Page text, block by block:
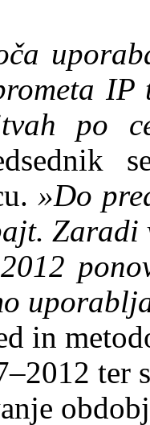
IP
po
»Do
in
ter